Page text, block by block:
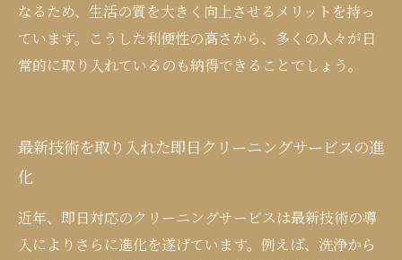
なるため、生活の質を大きく向上させるメリットを持っ
ています。こうした利便性の高さから、多くの人々が日
常的に取り入れているのも納得できることでしょう。
最新技術を取り入れた即日クリーニングサービスの進
化
近年、即日対応のクリーニングサービスは最新技術の導
入によりさらに進化を遂げています。例えば、洗浄から